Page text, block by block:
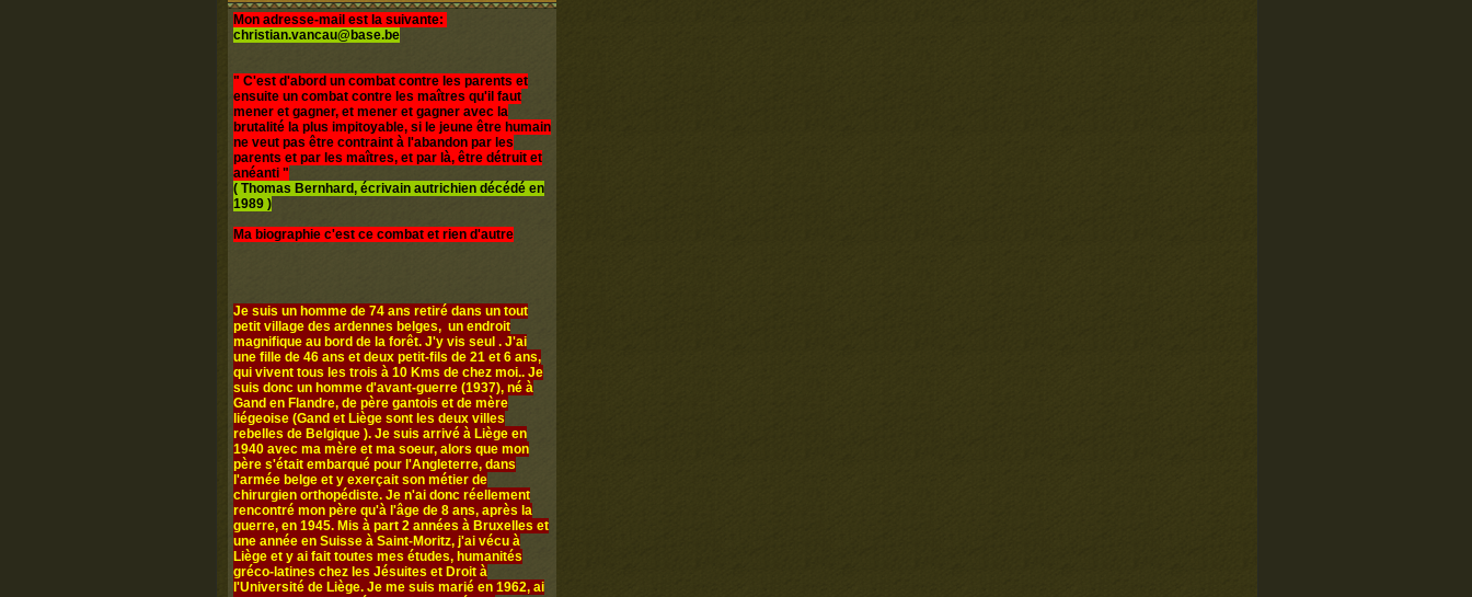
Mon adresse-mail est la suivante:
christian.vancau@base.be
" C'est d'abord un combat contre les parents et
ensuite un combat contre les maîtres qu'il faut
mener et gagner, et mener et gagner avec la
brutalité la plus impitoyable, si le jeune être humain
ne veut pas être contraint à l'abandon par les
parents et par les maîtres, et par là, être détruit et
anéanti "
( Thomas Bernhard, écrivain autrichien décédé en
1989 )
Ma biographie c'est ce combat et rien d'autre
Je suis un homme de 74 ans retiré dans un tout
petit village des ardennes belges, un endroit
magnifique au bord de la forêt. J'y vis seul . J'ai
une fille de 46 ans et deux petit-fils de 21 et 6 ans,
qui vivent tous les trois à 10 Kms de chez moi.. Je
suis donc un homme d'avant-guerre (1937), né à
Gand en Flandre, de père gantois et de mère
liégeoise (Gand et Liège sont les deux villes
rebelles de Belgique ). Je suis arrivé à Liège en
1940 avec ma mère et ma soeur, alors que mon
père s'était embarqué pour l'Angleterre, dans
l'armée belge et y exerçait son métier de
chirurgien orthopédiste. Je n'ai donc réellement
rencontré mon père qu'à l'âge de 8 ans, après la
guerre, en 1945. Mis à part 2 années à Bruxelles et
une année en Suisse à Saint-Moritz, j'ai vécu à
Liège et y ai fait toutes mes études, humanités
gréco-latines chez les Jésuites et Droit à
l'Université de Liège. Je me suis marié en 1962, ai